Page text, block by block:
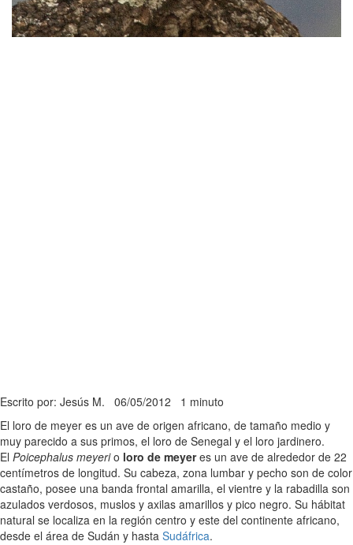
Escrito por: Jesús M. 06/05/2012 1 minuto
El loro de meyer es un ave de origen africano, de tamaño medio y
muy parecido a sus primos, el loro de Senegal y el loro jardinero.
El Poicephalus meyerio loro de meyeres un ave de alrededor de 22
centímetros de longitud. Su cabeza, zona lumbar y pecho son de color
castaño, posee una banda frontal amarilla, el vientre y la rabadilla son
azulados verdosos, muslos y axilas amarillos y pico negro. Su hábitat
natural se localiza en la región centro y este del continente africano,
desde el área de Sudán y hasta Sudáfrica.